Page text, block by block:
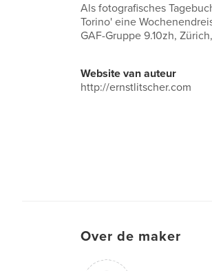
Als fotografisches
Torino' eine
GAF-Gruppe 9.10zh,
Website van auteur
http://ernstlitscher.com
Over de maker